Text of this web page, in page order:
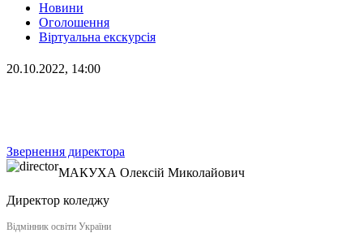
Новини
Оголошення
Віртуальна екскурсія
20.10.2022, 14:00
Звернення директора
МАКУХА Олексій Миколайович
Директор коледжу
Відмінник освіти України